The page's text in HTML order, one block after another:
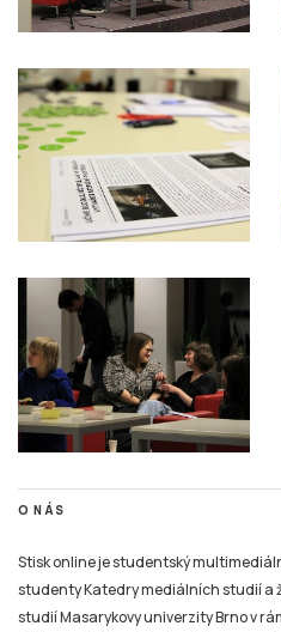
O NÁS
Stisk online je studentský
studenty Katedry mediálních studií a
studií Masarykovy univerzity Brno v